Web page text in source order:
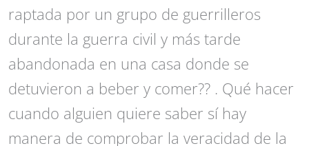
raptada por un grupo de guerrilleros
durante la guerra civil y más tarde
abandonada en una casa donde se
detuvieron a beber y comer?? . Qué hacer
cuando alguien quiere saber sí hay
manera de comprobar la veracidad de la